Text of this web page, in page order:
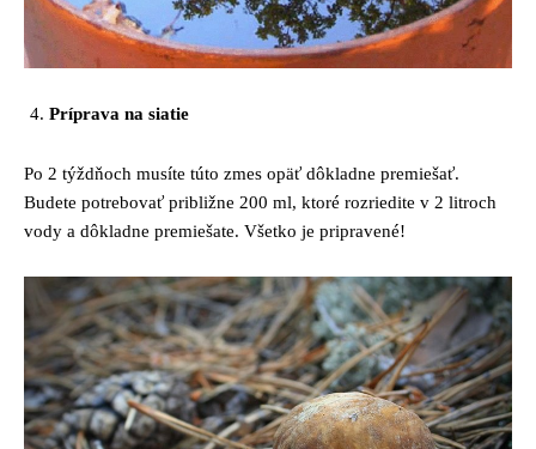
Príprava na siatie
Po 2 týždňoch musíte túto zmes opäť dôkladne premiešať.
Budete potrebovať približne 200 ml, ktoré rozriedite v 2 litroch
vody a dôkladne premiešate. Všetko je pripravené!